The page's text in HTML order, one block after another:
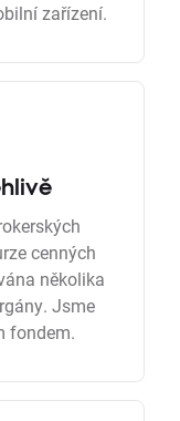
zařízení.
cenných
několika
Jsme
fondem.